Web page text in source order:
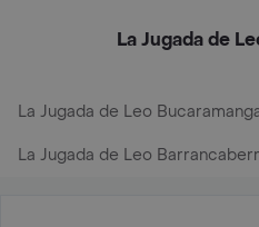
La Jugada de
La Jugada de Leo
La Jugada de Leo